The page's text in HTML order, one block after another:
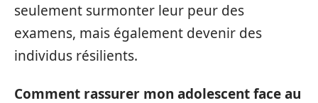
seulement surmonter leur peur des
examens, mais également devenir des
individus résilients.
Comment rassurer mon adolescent face au